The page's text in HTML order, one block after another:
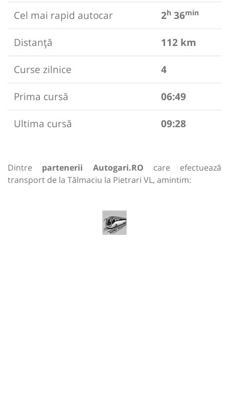
Cel mai rapid autocar
2h 36min
Distanță
112 km
Curse zilnice
4
Prima cursă
06:49
Ultima cursă
09:28
Dintre partenerii Autogari.RO care efectuează
transport de la Tălmaciu la Pietrari VL, amintim: